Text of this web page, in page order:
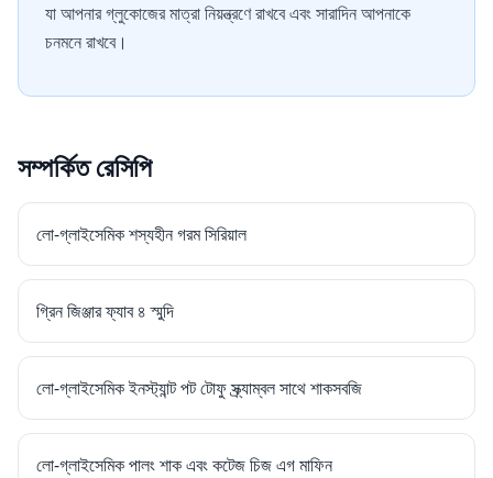
যা আপনার গ্লুকোজের মাত্রা নিয়ন্ত্রণে রাখবে এবং সারাদিন আপনাকে
চনমনে রাখবে।
সম্পর্কিত রেসিপি
লো-গ্লাইসেমিক শস্যহীন গরম সিরিয়াল
গ্রিন জিঞ্জার ফ্যাব ৪ স্মুদি
লো-গ্লাইসেমিক ইনস্ট্যান্ট পট টোফু স্ক্র্যাম্বল সাথে শাকসবজি
লো-গ্লাইসেমিক পালং শাক এবং কটেজ চিজ এগ মাফিন